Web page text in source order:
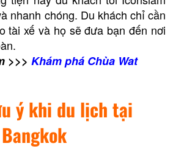
nhanh chóng. Du khách chỉ cần
tài xế và họ sẽ đưa bạn đến nơi
>>> Khám phá Chùa Wat
ý khi du lịch tại